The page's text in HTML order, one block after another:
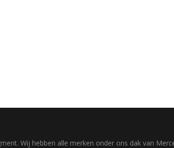
Wij hebben alle merken onder ons dak van